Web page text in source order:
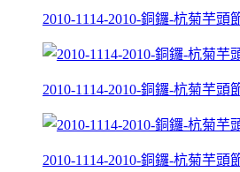
2010-1114-2010-銅鑼-杭菊芋頭
2010-1114-2010-銅鑼-杭菊芋頭
2010-1114-2010-銅鑼-杭菊芋頭